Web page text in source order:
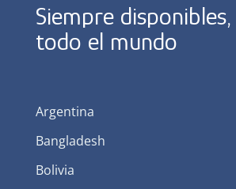
Siempre
todo el mundo
Argentina
Bangladesh
Bolivia